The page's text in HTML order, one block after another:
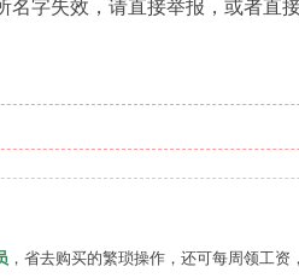
字失效，请直接举报，或者直
，省去购买的繁琐操作，还可每周领工资，